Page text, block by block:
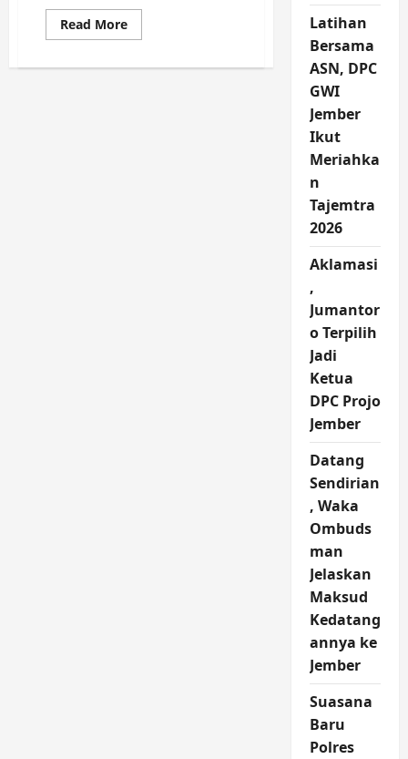
Read MoreRead
more
Porprov
Latihan
Bersama
ASN, DPC
GWI
Jember
Ikut
Meriahka
n
Tajemtra
2026
Aklamasi
,
Jumantor
o Terpilih
Jadi
Ketua
DPC Projo
Jember
Datang
Sendirian
, Waka
Ombuds
man
Jelaskan
Maksud
Kedatang
annya ke
Jember
Suasana
Baru
Polres